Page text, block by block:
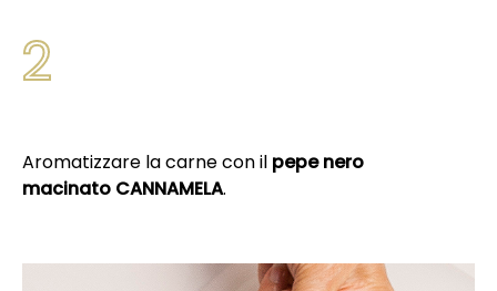
2
Aromatizzare la carne con il pepe nero
macinato CANNAMELA.